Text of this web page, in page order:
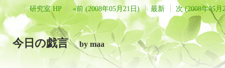
研究室 HP «前 (2008年05月21日) 最新 次 (2008年05月
今日の戯言by maa